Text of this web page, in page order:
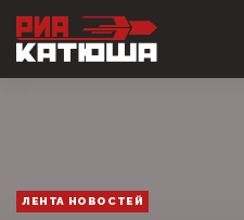
ЛЕНТА НОВОСТЕЙ